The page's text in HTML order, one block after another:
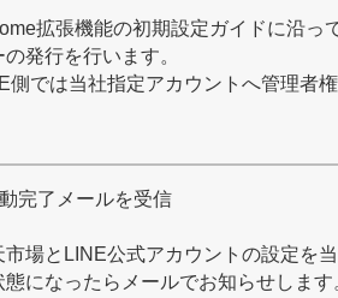
拡張機能の初期設定ガイドに沿っ
の発行を行います。
側では当社指定アカウントへ管理者
完了メールを受信
市場とLINE公式アカウントの設定を
態になったらメールでお知らせします